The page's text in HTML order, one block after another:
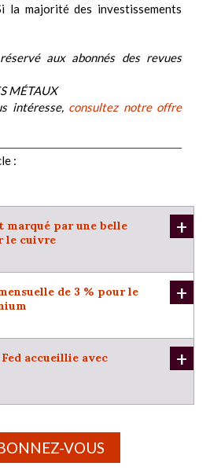
la majorité des investissements
aux abonnés des revues
MÉTAUX
intéresse, consultez notre offre
:
marqué par une belle
le cuivre
+
de 3 % pour le
+
accueillie avec
+
VOUS